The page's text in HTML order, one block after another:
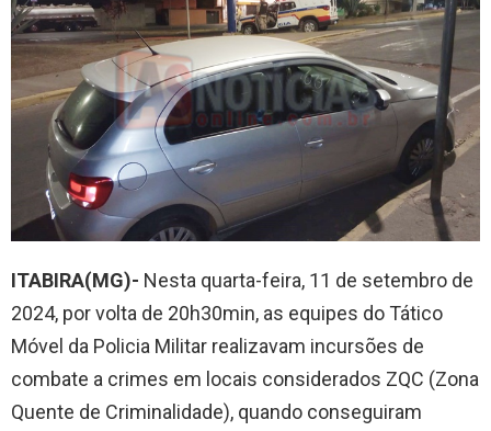
ITABIRA(MG)- Nesta quarta-feira, 11 de setembro de
2024, por volta de 20h30min, as equipes do Tático
Móvel da Policia Militar realizavam incursões de
combate a crimes em locais considerados ZQC (Zona
Quente de Criminalidade), quando conseguiram